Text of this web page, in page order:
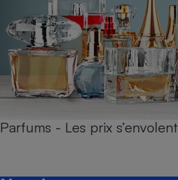
Parfums - Les prix s’envolent